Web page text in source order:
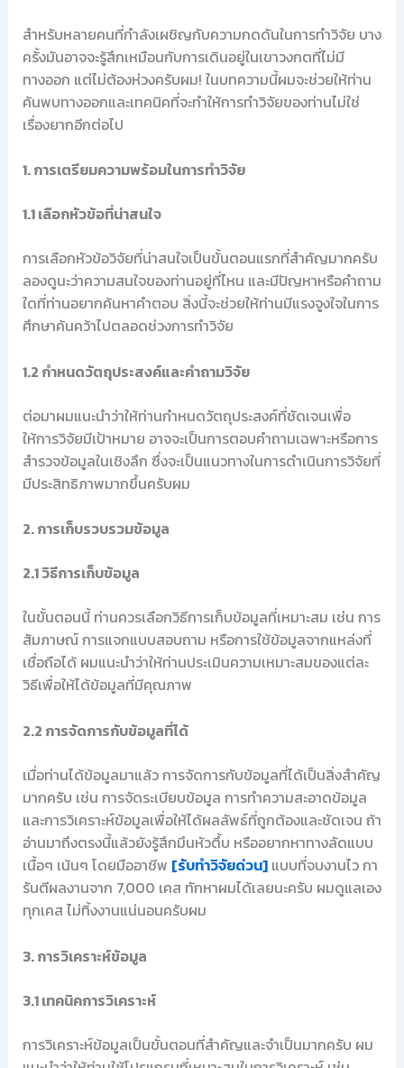
สำหรับหลายคนที่กำลังเผชิญกับความกดดันในการทำวิจัย บาง
ครั้งมันอาจจะรู้สึกเหมือนกับการเดินอยู่ในเขาวงกตที่ไม่มี
ทางออก แต่ไม่ต้องห่วงครับผม! ในบทความนี้ผมจะช่วยให้ท่าน
ค้นพบทางออกและเทคนิคที่จะทำให้การทำวิจัยของท่านไม่ใช่
เรื่องยากอีกต่อไป
1. การเตรียมความพร้อมในการทำวิจัย
1.1 เลือกหัวข้อที่น่าสนใจ
การเลือกหัวข้อวิจัยที่น่าสนใจเป็นขั้นตอนแรกที่สำคัญมากครับ
ลองดูนะว่าความสนใจของท่านอยู่ที่ไหน และมีปัญหาหรือคำถาม
ใดที่ท่านอยากค้นหาคำตอบ สิ่งนี้จะช่วยให้ท่านมีแรงจูงใจในการ
ศึกษาค้นคว้าไปตลอดช่วงการทำวิจัย
1.2 กำหนดวัตถุประสงค์และคำถามวิจัย
ต่อมาผมแนะนำว่าให้ท่านกำหนดวัตถุประสงค์ที่ชัดเจนเพื่อ
ให้การวิจัยมีเป้าหมาย อาจจะเป็นการตอบคำถามเฉพาะหรือการ
สำรวจข้อมูลในเชิงลึก ซึ่งจะเป็นแนวทางในการดำเนินการวิจัยที่
มีประสิทธิภาพมากขึ้นครับผม
2. การเก็บรวบรวมข้อมูล
2.1 วิธีการเก็บข้อมูล
ในขั้นตอนนี้ ท่านควรเลือกวิธีการเก็บข้อมูลที่เหมาะสม เช่น การ
สัมภาษณ์ การแจกแบบสอบถาม หรือการใช้ข้อมูลจากแหล่งที่
เชื่อถือได้ ผมแนะนำว่าให้ท่านประเมินความเหมาะสมของแต่ละ
วิธีเพื่อให้ได้ข้อมูลที่มีคุณภาพ
2.2 การจัดการกับข้อมูลที่ได้
เมื่อท่านได้ข้อมูลมาแล้ว การจัดการกับข้อมูลที่ได้เป็นสิ่งสำคัญ
มากครับ เช่น การจัดระเบียบข้อมูล การทำความสะอาดข้อมูล
และการวิเคราะห์ข้อมูลเพื่อให้ได้ผลลัพธ์ที่ถูกต้องและชัดเจน ถ้า
อ่านมาถึงตรงนี้แล้วยังรู้สึกมึนหัวตึ้บ หรืออยากหาทางลัดแบบ
เนื้อๆ เน้นๆ โดยมืออาชีพ [รับทำวิจัยด่วน]แบบที่จบงานไว กา
รันตีผลงานจาก 7,000 เคส ทักหาผมได้เลยนะครับ ผมดูแลเอง
ทุกเคส ไม่ทิ้งงานแน่นอนครับผม
3. การวิเคราะห์ข้อมูล
3.1 เทคนิคการวิเคราะห์
การวิเคราะห์ข้อมูลเป็นขั้นตอนที่สำคัญและจำเป็นมากครับ ผม